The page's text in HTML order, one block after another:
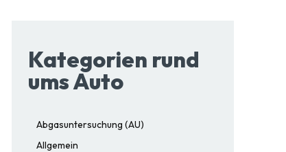
Kategorien rund
ums Auto
Abgasuntersuchung (AU)
Allgemein